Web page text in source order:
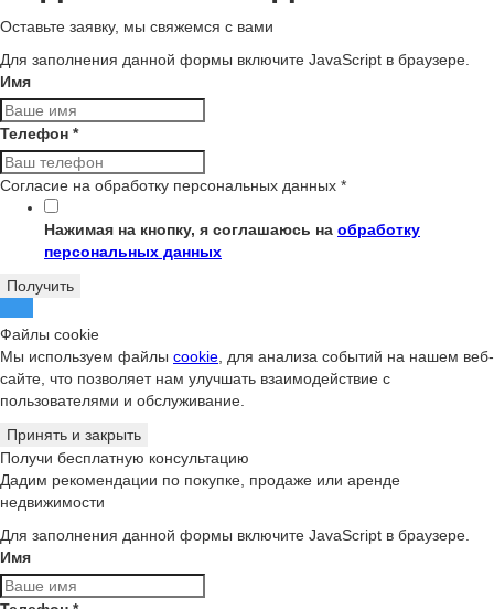
Оставьте заявку, мы свяжемся с вами
Для заполнения данной формы включите JavaScript в браузере.
Имя
Телефон *
Согласие на обработку персональных данных *
Нажимая на кнопку, я соглашаюсь на обработку
персональных данных
Получить
Файлы cookie
Мы используем файлы cookie, для анализа событий на нашем веб-
сайте, что позволяет нам улучшать взаимодействие с
пользователями и обслуживание.
Принять и закрыть
Получи бесплатную консультацию
Дадим рекомендации по покупке, продаже или аренде
недвижимости
Для заполнения данной формы включите JavaScript в браузере.
Имя